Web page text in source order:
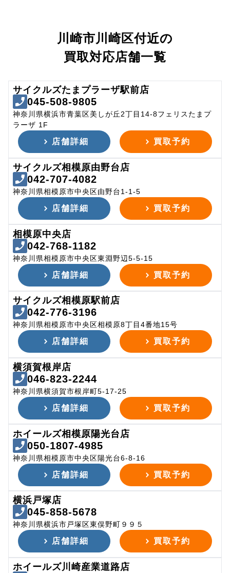
川崎市川崎区付近の
買取対応店舗一覧
サイクルズたまプラーザ駅前店
045-508-9805
神奈川県横浜市青葉区美しが丘2丁目14-8フェリスたまプ
ラーザ 1F
店舗詳細 買取予約
サイクルズ相模原由野台店
042-707-4082
神奈川県相模原市中央区由野台1-1-5
店舗詳細 買取予約
相模原中央店
042-768-1182
神奈川県相模原市中央区東淵野辺5-5-15
店舗詳細 買取予約
サイクルズ相模原駅前店
042-776-3196
神奈川県相模原市中央区相模原8丁目4番地15号
店舗詳細 買取予約
横須賀根岸店
046-823-2244
神奈川県横須賀市根岸町5-17-25
店舗詳細 買取予約
ホイールズ相模原陽光台店
050-1807-4985
神奈川県相模原市中央区陽光台6-8-16
店舗詳細 買取予約
横浜戸塚店
045-858-5678
神奈川県横浜市戸塚区東俣野町９９５
店舗詳細 買取予約
ホイールズ川崎産業道路店